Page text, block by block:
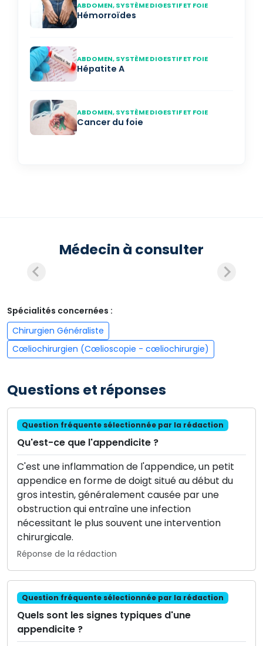
ABDOMEN, SYSTÈME DIGESTIF ET FOIE
Hémorroïdes
ABDOMEN, SYSTÈME DIGESTIF ET FOIE
Hépatite A
ABDOMEN, SYSTÈME DIGESTIF ET FOIE
Cancer du foie
Médecin à consulter
Spécialités concernées :
Chirurgien Généraliste
Cœliochirurgien (Cœlioscopie - cœliochirurgie)
Questions et réponses
Question fréquente sélectionnée par la rédaction
Qu'est-ce que l'appendicite ?
C'est une inflammation de l'appendice, un petit
appendice en forme de doigt situé au début du
gros intestin, généralement causée par une
obstruction qui entraîne une infection
nécessitant le plus souvent une intervention
chirurgicale.
Réponse de la rédaction
Question fréquente sélectionnée par la rédaction
Quels sont les signes typiques d'une
appendicite ?